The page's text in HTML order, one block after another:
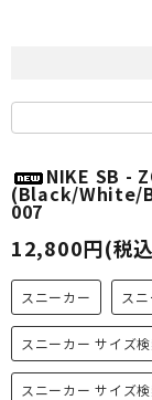
NIKE SB -
(Black/White/
007
12,800円(税
スニーカー ス
スニーカー サイズ
スニーカー サイズ